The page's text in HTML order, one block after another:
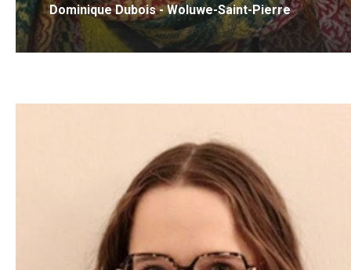
Dominique Dubois - Woluwe-Saint-Pierre